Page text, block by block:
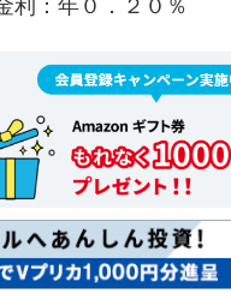
利：年０．２０％